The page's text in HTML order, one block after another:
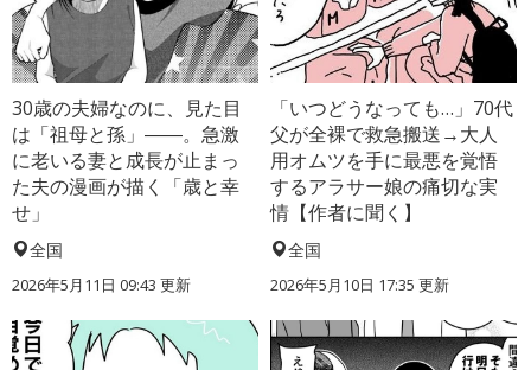
30歳の夫婦なのに、見た目
は「祖母と孫」――。急激
に老いる妻と成長が止まっ
た夫の漫画が描く「歳と幸
せ」
全国
2026年5月11日 09:43 更新
「いつどうなっても…」70代
父が全裸で救急搬送→大人
用オムツを手に最悪を覚悟
するアラサー娘の痛切な実
情【作者に聞く】
全国
2026年5月10日 17:35 更新